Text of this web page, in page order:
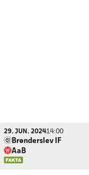
29. JUN. 202414:00
Brønderslev IF
AaB